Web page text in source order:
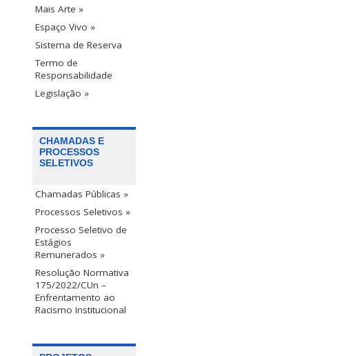
Mais Arte »
Espaço Vivo »
Sistema de Reserva
Termo de
Responsabilidade
Legislação »
CHAMADAS E
PROCESSOS
SELETIVOS
Chamadas Públicas »
Processos Seletivos »
Processo Seletivo de
Estágios
Remunerados »
Resolução Normativa
175/2022/CUn –
Enfrentamento ao
Racismo Institucional